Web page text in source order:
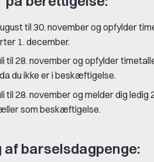
til 30. november og opfylder
1. december.
til 28. november og opfylder
du ikke er i beskæftigelse.
til 28. november og melder dig
som beskæftigelse.
af barselsdagpenge: